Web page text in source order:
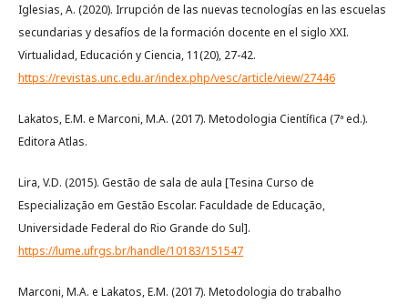
Iglesias, A. (2020). Irrupción de las nuevas tecnologías en las escuelas
secundarias y desafíos de la formación docente en el siglo XXI.
Virtualidad, Educación y Ciencia, 11(20), 27-42.
https://revistas.unc.edu.ar/index.php/vesc/article/view/27446
Lakatos, E.M. e Marconi, M.A. (2017). Metodologia Científica (7ª ed.).
Editora Atlas.
Lira, V.D. (2015). Gestão de sala de aula [Tesina Curso de
Especialização em Gestão Escolar. Faculdade de Educação,
Universidade Federal do Rio Grande do Sul].
https://lume.ufrgs.br/handle/10183/151547
Marconi, M.A. e Lakatos, E.M. (2017). Metodologia do trabalho